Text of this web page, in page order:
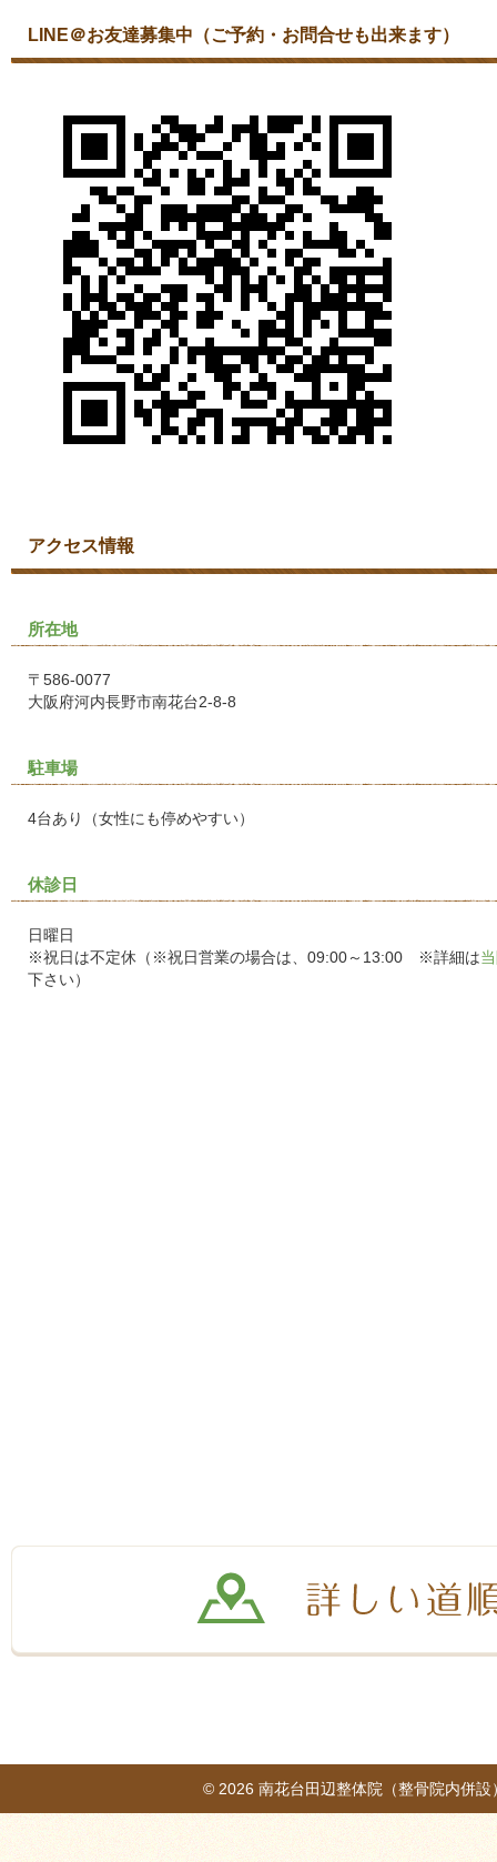
LINE＠お友達募集中（ご予約・お問合せも出来ます）
アクセス情報
所在地
〒586-0077
大阪府河内長野市南花台2-8-8
駐車場
4台あり（女性にも停めやすい）
休診日
日曜日
※祝日は不定休（※祝日営業の場合は、09:00～13:00 ※詳細は
下さい）
© 2026 南花台田辺整体院（整骨院内併設